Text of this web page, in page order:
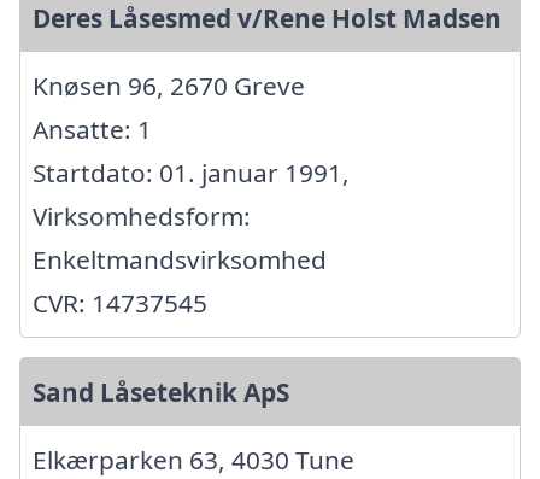
Deres Låsesmed v/Rene Holst Madsen
Knøsen 96, 2670 Greve
Ansatte: 1
Startdato: 01. januar 1991,
Virksomhedsform:
Enkeltmandsvirksomhed
CVR: 14737545
Sand Låseteknik ApS
Elkærparken 63, 4030 Tune